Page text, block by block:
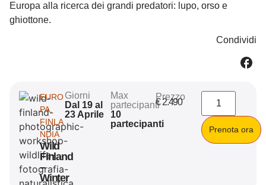
Europa alla ricerca dei grandi predatori: lupo, orso e
ghiottone.
Condividi
EURO
PA,
FINLA
NDIA
Wild
Finland
–
Winter
Giorni
Dal 19 al
23 Aprile
Max
partecipanti
10
partecipanti
Prezzo
€2.490
Prenota ora